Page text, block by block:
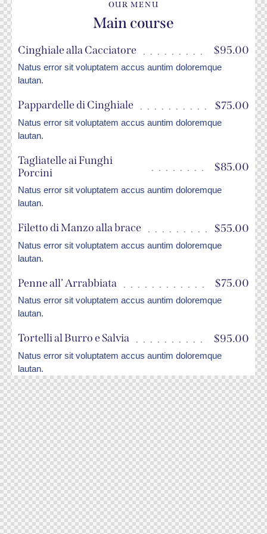
OUR MENU
Main course
Cinghiale alla Cacciatore $95.00
Natus error sit voluptatem accus auntim doloremque
lautan.
Pappardelle di Cinghiale $75.00
Natus error sit voluptatem accus auntim doloremque
lautan.
Tagliatelle ai Funghi
Porcini
$85.00
Natus error sit voluptatem accus auntim doloremque
lautan.
Filetto di Manzo alla brace $55.00
Natus error sit voluptatem accus auntim doloremque
lautan.
Penne all’ Arrabbiata $75.00
Natus error sit voluptatem accus auntim doloremque
lautan.
Tortelli al Burro e Salvia $95.00
Natus error sit voluptatem accus auntim doloremque
lautan.